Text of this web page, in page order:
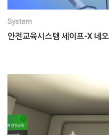
System
안전교육시스템 세이프-X 네